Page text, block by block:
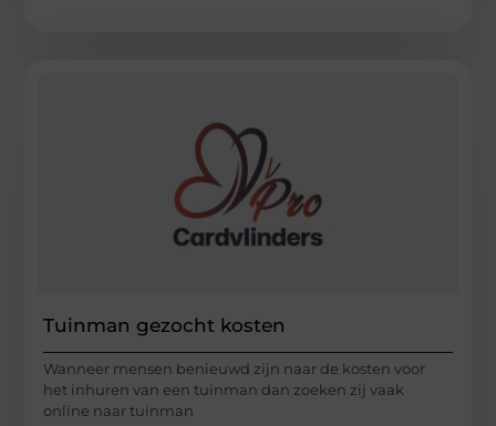
Tuinman gezocht kosten
Wanneer mensen benieuwd zijn naar de kosten voor
het inhuren van een tuinman dan zoeken zij vaak
online naar tuinman